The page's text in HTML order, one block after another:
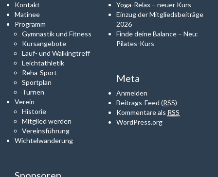
Kontakt
Matinee
Programm
Gymnastik und Fitness
Kursangebote
Lauf- und Walkingtreff
Leichtathletik
Reha-Sport
Sportplan
Turnen
Verein
Historie
Mitglied werden
Vereinsführung
Wichtelwanderung
Yoga-Relax – neuer Kurs
Einzug der Mitgliedsbeiträge
2026
Finde deine Balance – Neu:
Pilates-Kurs
Meta
Anmelden
Beitrags-Feed (RSS)
Kommentare als RSS
WordPress.org